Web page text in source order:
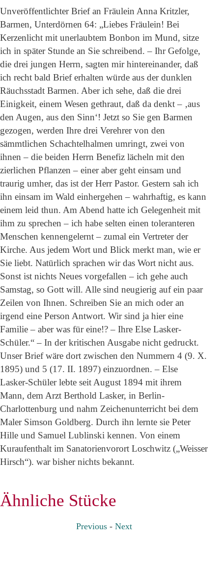
Unveröffentlichter Brief an Fräulein Anna Kritzler,
Barmen, Unterdörnen 64: „Liebes Fräulein! Bei
Kerzenlicht mit unerlaubtem Bonbon im Mund, sitze
ich in später Stunde an Sie schreibend. – Ihr Gefolge,
die drei jungen Herrn, sagten mir hintereinander, daß
ich recht bald Brief erhalten würde aus der dunklen
Räuchsstadt Barmen. Aber ich sehe, daß die drei
Einigkeit, einem Wesen gethraut, daß da denkt – ‚aus
den Augen, aus den Sinn‘! Jetzt so Sie gen Barmen
gezogen, werden Ihre drei Verehrer von den
sämmtlichen Schachtelhalmen umringt, zwei von
ihnen – die beiden Herrn Benefiz lächeln mit den
zierlichen Pflanzen – einer aber geht einsam und
traurig umher, das ist der Herr Pastor. Gestern sah ich
ihn einsam im Wald einhergehen – wahrhaftig, es kann
einem leid thun. Am Abend hatte ich Gelegenheit mit
ihm zu sprechen – ich habe selten einen toleranteren
Menschen kennengelernt – zumal ein Vertreter der
Kirche. Aus jedem Wort und Blick merkt man, wie er
Sie liebt. Natürlich sprachen wir das Wort nicht aus.
Sonst ist nichts Neues vorgefallen – ich gehe auch
Samstag, so Gott will. Alle sind neugierig auf ein paar
Zeilen von Ihnen. Schreiben Sie an mich oder an
irgend eine Person Antwort. Wir sind ja hier eine
Familie – aber was für eine!? – Ihre Else Lasker-
Schüler.“ – In der kritischen Ausgabe nicht gedruckt.
Unser Brief wäre dort zwischen den Nummern 4 (9. X.
1895) und 5 (17. II. 1897) einzuordnen. – Else
Lasker-Schüler lebte seit August 1894 mit ihrem
Mann, dem Arzt Berthold Lasker, in Berlin-
Charlottenburg und nahm Zeichenunterricht bei dem
Maler Simson Goldberg. Durch ihn lernte sie Peter
Hille und Samuel Lublinski kennen. Von einem
Kuraufenthalt im Sanatorienvorort Loschwitz („Weisser
Hirsch“). war bisher nichts bekannt.
Ähnliche Stücke
Previous- Next